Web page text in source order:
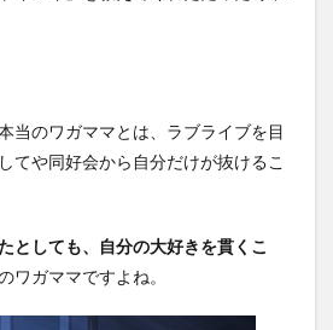
当のワガママとは、ラブライブを目
てや同好会から自分だけが抜けるこ
としても、自分の大好きを貫くこ
ワガママですよね。